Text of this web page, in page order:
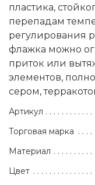
пластика,
перепадам
регулирования
флажка можно
приток или
элементов,
сером,
Артикул
Торговая марка
Материал
Цвет